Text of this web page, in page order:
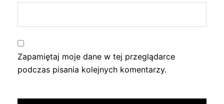
Zapamiętaj moje dane w tej przeglądarce
podczas pisania kolejnych komentarzy.